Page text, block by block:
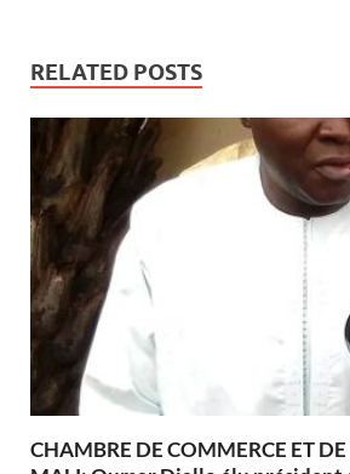
RELATED POSTS
CHAMBRE DE COMMERCE ET DE